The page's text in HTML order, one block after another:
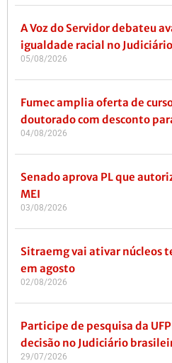
A Voz do Servidor debateu
igualdade racial no Judiciário
05/08/2026
Fumec amplia oferta de
doutorado com desconto
04/08/2026
Senado aprova PL que
MEI
03/08/2026
Sitraemg vai ativar núcleos
em agosto
02/08/2026
Participe de pesquisa da
decisão no Judiciário
29/07/2026